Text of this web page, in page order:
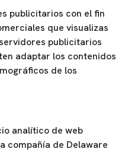
publicitarios con el fin
que visualizas
publicitarios
adaptar los contenidos
de los
analítico de web
compañía de Delaware